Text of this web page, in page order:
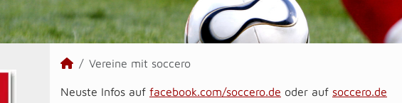
Vereine mit soccero
Neuste Infos auf facebook.com/soccero.de oder auf soccero.de